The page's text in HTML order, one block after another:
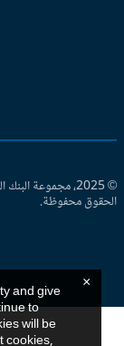
© 2025، مجموعة البنك
محفوظة.
and give
to
will be
cookies,